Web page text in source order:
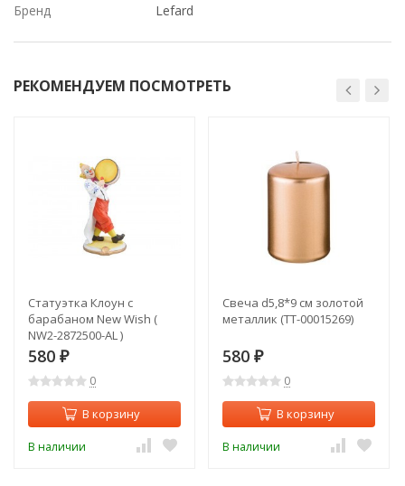
Бренд
Lefard
РЕКОМЕНДУЕМ ПОСМОТРЕТЬ
Статуэтка Клоун с
барабаном New Wish (
NW2-2872500-AL )
580 ₽
0
В корзину
В наличии
Свеча d5,8*9 см золотой
металлик (TT-00015269)
580 ₽
0
В корзину
В наличии